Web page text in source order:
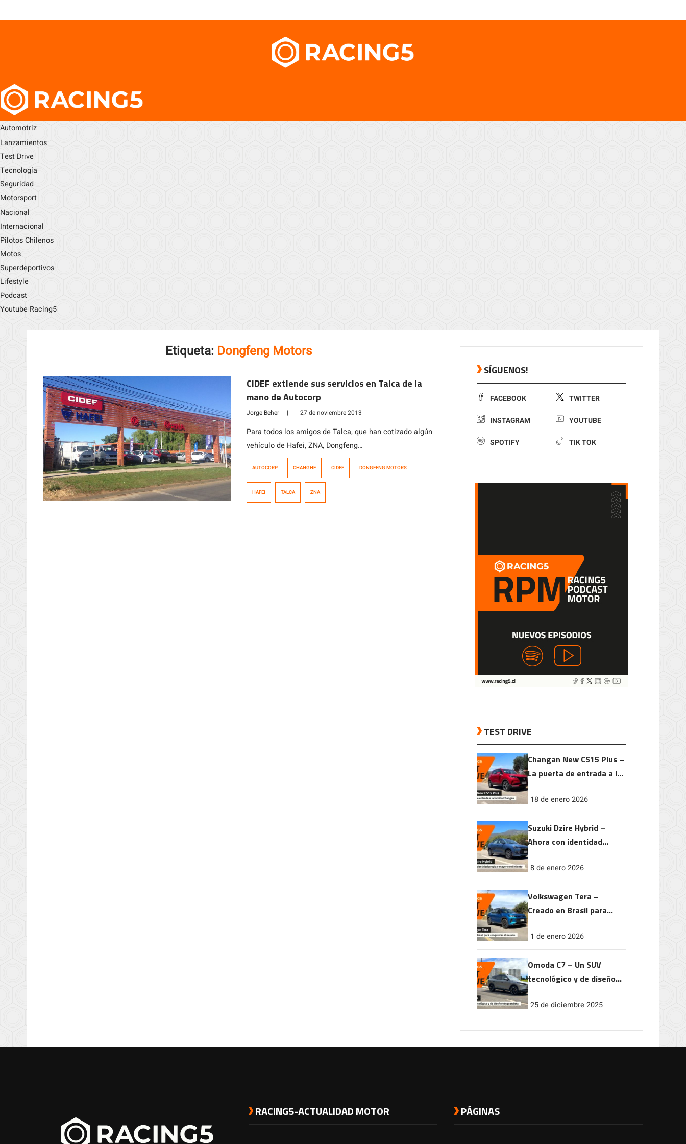
Automotriz
Lanzamientos
Test Drive
Tecnología
Seguridad
Motorsport
Nacional
Internacional
Pilotos Chilenos
Motos
Superdeportivos
Lifestyle
Podcast
Youtube Racing5
Etiqueta: Dongfeng Motors
CIDEF extiende sus servicios en Talca de la
mano de Autocorp
Jorge Beher | 27 de noviembre 2013
Para todos los amigos de Talca, que han cotizado algún
vehículo de Hafei, ZNA, Dongfeng
Motors o Changhe, CIDEF anunció a Autocorp como su
tenido. Identificada como una zona de proyección para
AUTOCORP CHANGHE CIDEF DONGFENG MOTORS
HAFEI TALCA ZNA
SÍGUENOS!
FACEBOOK TWITTER
INSTAGRAM YOUTUBE
SPOTIFY TIK TOK
TEST DRIVE
Changan New CS15 Plus –
La puerta de entrada a la
18 de enero 2026
Suzuki Dzire Hybrid –
Ahora con identidad
rendimiento
8 de enero 2026
Volkswagen Tera –
Creado en Brasil para
1 de enero 2026
Omoda C7 – Un SUV
tecnológico y de diseño
25 de diciembre 2025
RACING5-ACTUALIDAD MOTOR PÁGINAS